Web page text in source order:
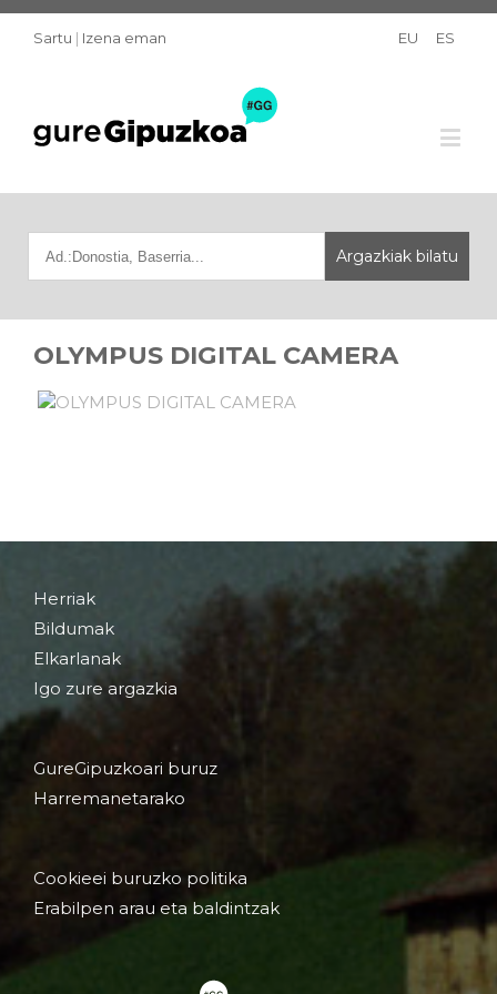
Sartu | Izena eman EU ES
OLYMPUS DIGITAL CAMERA
Herriak
Bildumak
Elkarlanak
Igo zure argazkia
GureGipuzkoari buruz
Harremanetarako
Cookieei buruzko politika
Erabilpen arau eta baldintzak